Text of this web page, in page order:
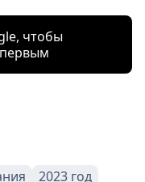
чтобы
2023 год